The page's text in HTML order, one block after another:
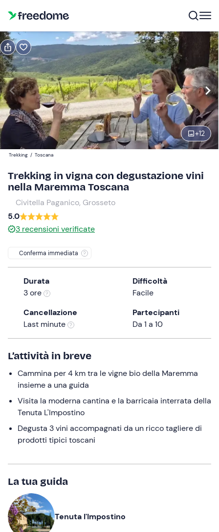
+12
Prenota Regala
Navigate
forward
to
interact
the
calendar
and
select
date.
Press
the
mark
key
keyboard
shortcuts
for
dates.
Modifica
15:00 Modifica
Partecipanti
25 €
1
Trekking / Toscana
Trekking in vigna con degustazione vini
nella Maremma Toscana
Civitella Paganico, Grosseto
5.0
3 recensioni verificate
Conferma immediata
Durata
3 ore
Difficoltà
Facile
Cancellazione
Last minute
Partecipanti
Da 1 a 10
L’attività in breve
Cammina per 4 km tra le vigne bio della Maremma
insieme a una guida
Visita la moderna cantina e la barricaia interrata della
Tenuta L'Impostino
Degusta 3 vini accompagnati da un ricco tagliere di
prodotti tipici toscani
La tua guida
Tenuta l'Impostino